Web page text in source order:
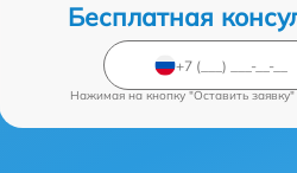
Бесплатная
Нажимая на кнопку "Оставить